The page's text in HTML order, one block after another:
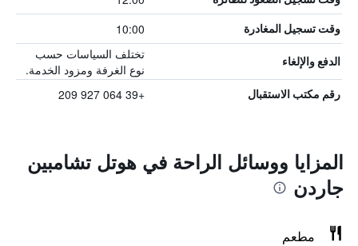
وقت تسجيل المغادرة 10:00
الدفع والإلغاء
تختلف السياسات حسب
نوع الغرفة ومزود الخدمة.
رقم مكتب الاستقبال +39 064 927 209
المزايا ووسائل الراحة في هوتل تشامبين
جاردن
مطعم